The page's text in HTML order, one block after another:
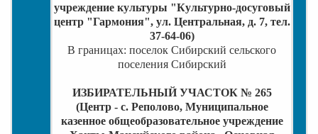
учреждение культуры "Культурно-досуговый
центр "Гармония", ул. Центральная, д. 7, тел.
37-64-06)
В границах: поселок Сибирский сельского
поселения Сибирский
ИЗБИРАТЕЛЬНЫЙ УЧАСТОК № 265
(Центр - с. Реполово, Муниципальное
казенное общеобразовательное учреждение